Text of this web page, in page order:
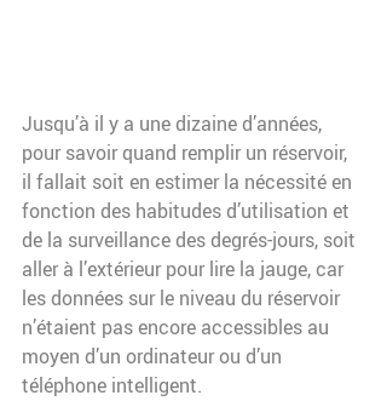
Jusqu’à il y a une dizaine d’années,
pour savoir quand remplir un réservoir,
il fallait soit en estimer la nécessité en
fonction des habitudes d’utilisation et
de la surveillance des degrés-jours, soit
aller à l’extérieur pour lire la jauge, car
les données sur le niveau du réservoir
n’étaient pas encore accessibles au
moyen d’un ordinateur ou d’un
téléphone intelligent.